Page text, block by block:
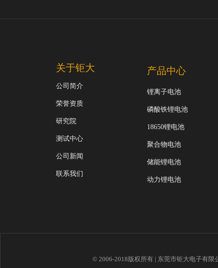
关于钜大
公司简介
荣誉资质
研究院
测试中心
公司新闻
联系我们
产品中心
锂离子电池
磷酸铁锂电池
18650锂电池
聚合物电池
储能锂电池
动力锂电池
© 2006-2018版权所有 | 东莞市钜大电子有